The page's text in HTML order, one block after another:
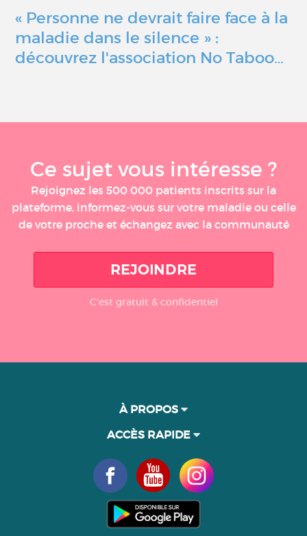
« Personne ne devrait faire face à la
maladie dans le silence » :
découvrez l'association No Taboo…
Ce sujet vous intéresse ?
Rejoignez les 500 000 patients inscrits sur la
plateforme, informez-vous sur votre maladie ou celle
de votre proche et échangez avec la communauté
REJOINDRE
C'est gratuit & confidentiel
À PROPOS
ACCÈS RAPIDE